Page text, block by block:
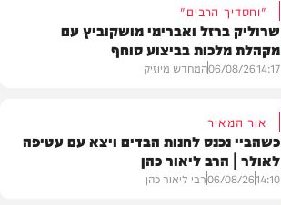
"וחסדיך הרבים"
שרוליק ברזל ואברימי מושקוביץ עם
מקהלת מלכות בביצוע סוחף
14:17
06/08/26המחדש מיוזיק
אור המאיר
כשהביי נכנס לחנות הבדים ויצא עם עטיפה
לאולר | הרב ליאור כהן
14:10
06/08/26רבי ליאור כהן